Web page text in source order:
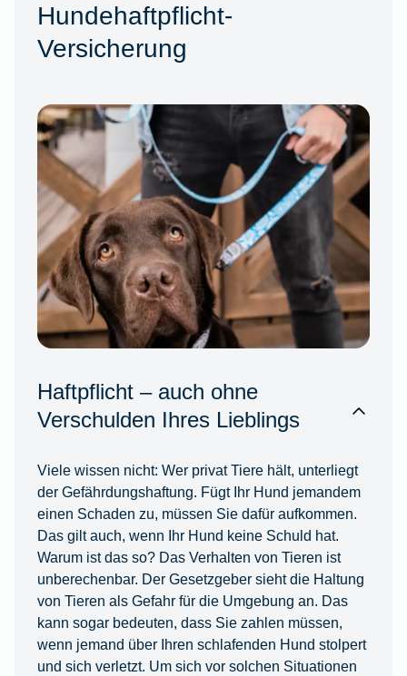
Hundehaftpflicht-
Versicherung
Haftpflicht – auch ohne
Verschulden Ihres Lieblings
Viele wissen nicht: Wer privat Tiere hält, unterliegt
der Gefährdungshaftung. Fügt Ihr Hund jemandem
einen Schaden zu, müssen Sie dafür aufkommen.
Das gilt auch, wenn Ihr Hund keine Schuld hat.
Warum ist das so? Das Verhalten von Tieren ist
unberechenbar. Der Gesetzgeber sieht die Haltung
von Tieren als Gefahr für die Umgebung an. Das
kann sogar bedeuten, dass Sie zahlen müssen,
wenn jemand über Ihren schlafenden Hund stolpert
und sich verletzt. Um sich vor solchen Situationen